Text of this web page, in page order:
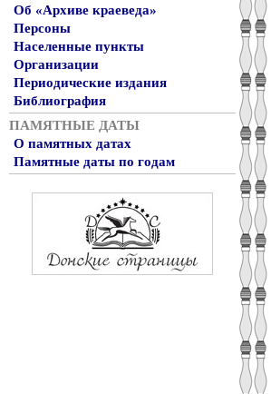
Об «Архиве краеведа»
Персоны
Населенные пункты
Организации
Периодические издания
Библиография
ПАМЯТНЫЕ ДАТЫ
О памятных датах
Памятные даты по годам